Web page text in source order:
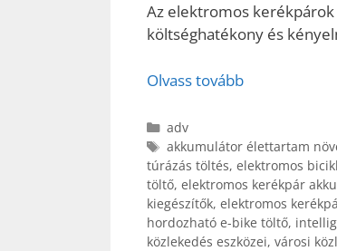
Az elektromos
költséghatékony és
Olvass tovább
Kategória
adv
Címkék
akkumulátor élettartam
túrázás töltés, elektromos
töltő, elektromos kerékpár
kiegészítők, elektromos
hordozható e-bike töltő,
közlekedés eszközei, városi